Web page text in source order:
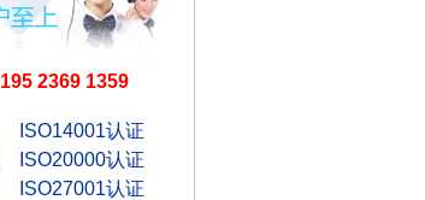
195 2369 1359
ISO14001认证
ISO20000认证
ISO27001认证